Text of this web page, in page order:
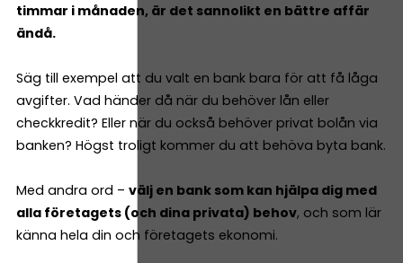
timmar i månaden, är det sannolikt en bättre affär
ändå.
Säg till exempel att du valt en bank bara för att få låga
avgifter. Vad händer då när du behöver lån eller
checkkredit? Eller när du också behöver privat bolån via
banken? Högst troligt kommer du att behöva byta bank.
Med andra ord – välj en bank som kan hjälpa dig med
alla företagets (och dina privata) behov, och som lär
känna hela din och företagets ekonomi.